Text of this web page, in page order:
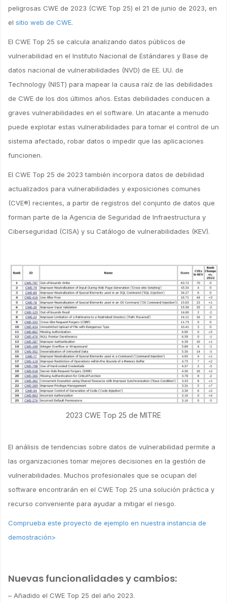
peligrosas CWE de 2023 (CWE Top 25) el 21 de junio de 2023, en
el sitio web de CWE.
El CWE Top 25 se calcula analizando datos públicos de
vulnerabilidad en el Instituto Nacional de Estándares y Base de
datos nacional de vulnerabilidades (NVD) de EE. UU. de
Technology (NIST) para mapear la causa raíz de las debilidades
de CWE de los dos últimos años. Estas debilidades conducen a
graves vulnerabilidades en el software. Un atacante a menudo
puede explotar estas vulnerabilidades para tomar el control de un
sistema afectado, robar datos o impedir que las aplicaciones
funcionen.
El CWE Top 25 de 2023 también incorpora datos de debilidad
actualizados para vulnerabilidades y exposiciones comunes
(CVE®) recientes, a partir de registros del conjunto de datos que
forman parte de la Agencia de Seguridad de Infraestructura y
Ciberseguridad (CISA) y su Catálogo de vulnerabilidades (KEV).
2023 CWE Top 25 de MITRE
El análisis de tendencias sobre datos de vulnerabilidad permite a
las organizaciones tomar mejores decisiones en la gestión de
vulnerabilidades. Muchos profesionales que se ocupan del
software encontrarán en el CWE Top 25 una solución práctica y
recurso conveniente para ayudar a mitigar el riesgo.
Comprueba este proyecto de ejemplo en nuestra instancia de
demostración>
Nuevas funcionalidades y cambios:
– Añadido el CWE Top 25 del año 2023.